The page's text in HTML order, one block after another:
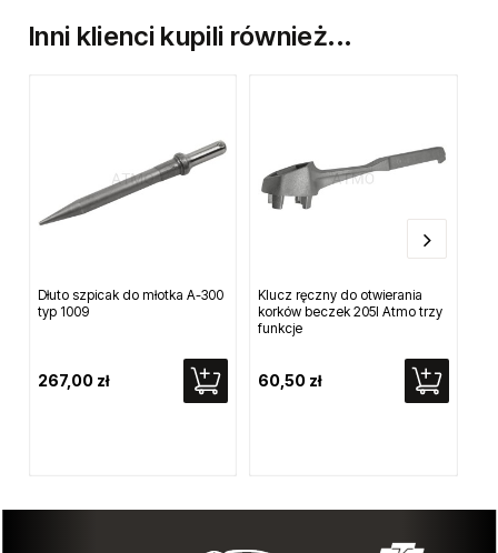
Inni klienci kupili również...
Dłuto szpicak do młotka A-300
typ 1009
267,00 zł
Klucz ręczny do otwierania
korków beczek 205l Atmo trzy
funkcje
60,50 zł